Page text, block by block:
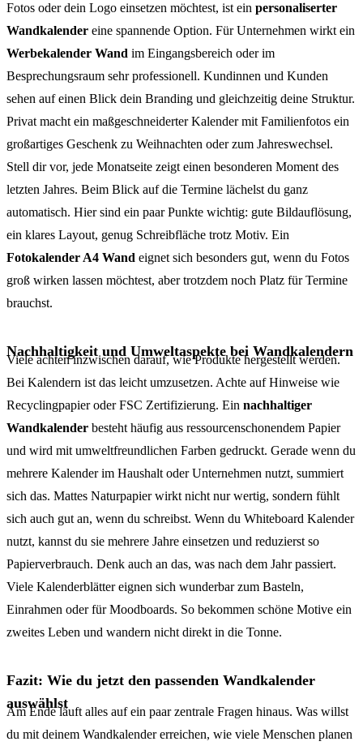
Fotos oder dein Logo einsetzen möchtest, ist ein personaliserter
Wandkalender eine spannende Option. Für Unternehmen wirkt ein
Werbekalender Wand im Eingangsbereich oder im
Besprechungsraum sehr professionell. Kundinnen und Kunden
sehen auf einen Blick dein Branding und gleichzeitig deine Struktur.
Privat macht ein maßgeschneiderter Kalender mit Familienfotos ein
großartiges Geschenk zu Weihnachten oder zum Jahreswechsel.
Stell dir vor, jede Monatseite zeigt einen besonderen Moment des
letzten Jahres. Beim Blick auf die Termine lächelst du ganz
automatisch. Hier sind ein paar Punkte wichtig: gute Bildauflösung,
ein klares Layout, genug Schreibfläche trotz Motiv. Ein
Fotokalender A4 Wand eignet sich besonders gut, wenn du Fotos
groß wirken lassen möchtest, aber trotzdem noch Platz für Termine
brauchst.
Nachhaltigkeit und Umweltaspekte bei Wandkalendern
Viele achten inzwischen darauf, wie Produkte hergestellt werden.
Bei Kalendern ist das leicht umzusetzen. Achte auf Hinweise wie
Recyclingpapier oder FSC Zertifizierung. Ein nachhaltiger
Wandkalender besteht häufig aus ressourcenschonendem Papier
und wird mit umweltfreundlichen Farben gedruckt. Gerade wenn du
mehrere Kalender im Haushalt oder Unternehmen nutzt, summiert
sich das. Mattes Naturpapier wirkt nicht nur wertig, sondern fühlt
sich auch gut an, wenn du schreibst. Wenn du Whiteboard Kalender
nutzt, kannst du sie mehrere Jahre einsetzen und reduzierst so
Papierverbrauch. Denk auch an das, was nach dem Jahr passiert.
Viele Kalenderblätter eignen sich wunderbar zum Basteln,
Einrahmen oder für Moodboards. So bekommen schöne Motive ein
zweites Leben und wandern nicht direkt in die Tonne.
Fazit: Wie du jetzt den passenden Wandkalender
auswählst
Am Ende läuft alles auf ein paar zentrale Fragen hinaus. Was willst
du mit deinem Wandkalender erreichen, wie viele Menschen planen